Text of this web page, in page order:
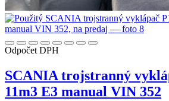
Odpočet DPH
SCANIA trojstranný
11m3 E3 manual VIN 352